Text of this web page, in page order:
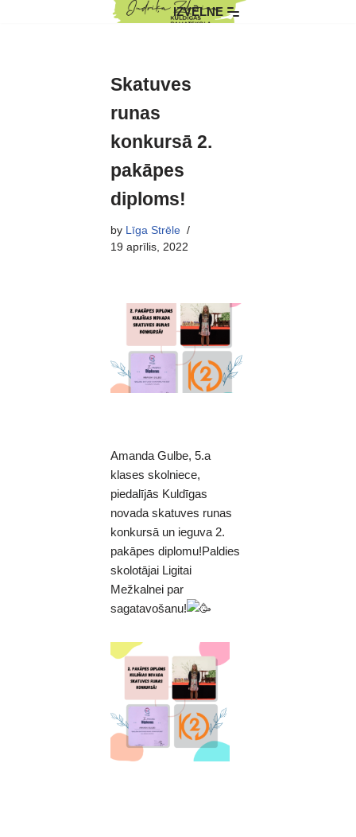
IZVĒLNE
Skatuves
runas
konkursā 2.
pakāpes
diploms!
by Līga Strēle
19 aprīlis, 2022
Amanda Gulbe, 5.a
klases skolniece,
piedalījās Kuldīgas
novada skatuves runas
konkursā un ieguva 2.
pakāpes diplomu!Paldies
skolotājai Ligitai
Mežkalnei par
sagatavošanu!